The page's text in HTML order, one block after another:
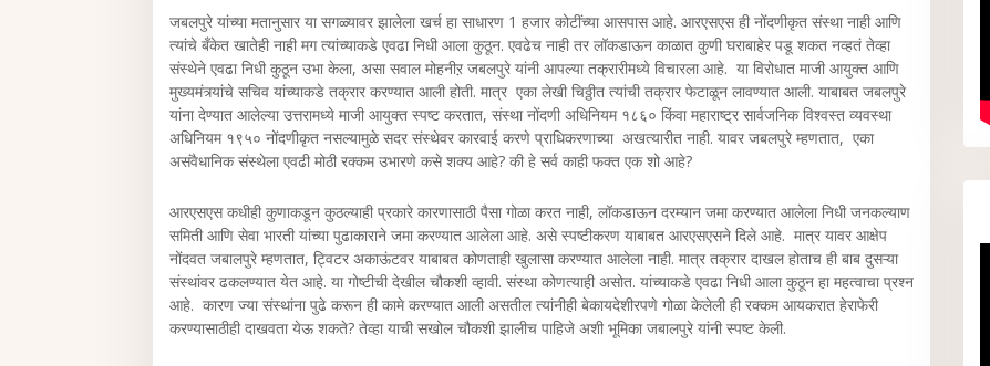
जबलपुरे यांच्या मतानुसार या सगळ्यावर झालेला खर्च हा साधारण 1 हजार कोटींच्या आसपास आहे. आरएसएस ही नोंदणीकृत संस्था नाही आणि
त्यांचे बँकेत खातेही नाही मग त्यांच्याकडे एवढा निधी आला कुठून. एवढेच नाही तर लॉकडाऊन काळात कुणी घराबाहेर पडू शकत नव्हतं तेव्हा
संस्थेने एवढा निधी कुठून उभा केला, असा सवाल मोहनीऱ जबलपुरे यांनी आपल्या तक्रारीमध्ये विचारला आहे. या विरोधात माजी आयुक्त आणि
मुख्यमंत्र्यांचे सचिव यांच्याकडे तक्रार करण्यात आली होती. मात्र एका लेखी चिठ्ठीत त्यांची तक्रार फेटाळून लावण्यात आली. याबाबत जबलपुरे
यांना देण्यात आलेल्या उत्तरामध्ये माजी आयुक्त स्पष्ट करतात, संस्था नोंदणी अधिनियम १८६० किंवा महाराष्ट्र सार्वजनिक विश्वस्त व्यवस्था
अधिनियम १९५० नोंदणीकृत नसल्यामुळे सदर संस्थेवर कारवाई करणे प्राधिकरणाच्या अखत्यारीत नाही. यावर जबलपुरे म्हणतात, एका
असंवैधानिक संस्थेला एवढी मोठी रक्कम उभारणे कसे शक्य आहे? की हे सर्व काही फक्त एक शो आहे?
आरएसएस कधीही कुणाकडून कुठल्याही प्रकारे कारणासाठी पैसा गोळा करत नाही, लॉकडाऊन दरम्यान जमा करण्यात आलेला निधी जनकल्याण
समिती आणि सेवा भारती यांच्या पुढाकाराने जमा करण्यात आलेला आहे. असे स्पष्टीकरण याबाबत आरएसएसने दिले आहे. मात्र यावर आक्षेप
नोंदवत जबालपुरे म्हणतात, ट्विटर अकाऊंटवर याबाबत कोणताही खुलासा करण्यात आलेला नाही. मात्र तक्रार दाखल होताच ही बाब दुसऱ्या
संस्थांवर ढकलण्यात येत आहे. या गोष्टीची देखील चौकशी व्हावी. संस्था कोणत्याही असोत. यांच्याकडे एवढा निधी आला कुठून हा महत्वाचा प्रश्न
आहे. कारण ज्या संस्थांना पुढे करून ही कामे करण्यात आली असतील त्यांनीही बेकायदेशीरपणे गोळा केलेली ही रक्कम आयकरात हेराफेरी
करण्यासाठीही दाखवता येऊ शकते? तेव्हा याची सखोल चौकशी झालीच पाहिजे अशी भूमिका जबालपुरे यांनी स्पष्ट केली.